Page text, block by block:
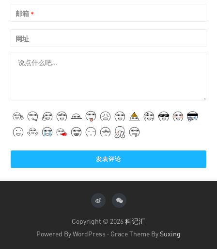
邮箱 *
网址
Copyright © 2026科记汇
Powered By WordPress · Grace Theme BySuxing